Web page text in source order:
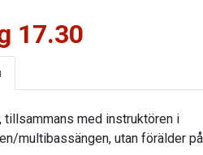
17.30
tillsammans med instruktören i
multibassängen, utan förälder